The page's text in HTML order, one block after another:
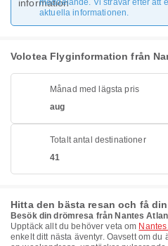
meddelande. Vi strävar efter att
aktuella informationen.
Volotea Flyginformation från
Månad med lägsta pris
aug
Totalt antal destinationer
41
Hitta den bästa resan och få
Besök din drömresa från Nantes
Upptäck allt du behöver veta om
enkelt ditt nästa äventyr. Oavsett om